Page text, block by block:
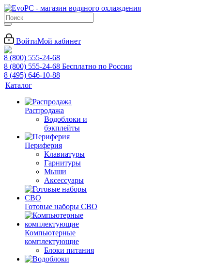
ВойтиМой кабинет
8 (800) 555-24-68
8 (800) 555-24-68 Бесплатно по России
8 (495) 646-10-88
Каталог
Распродажа
Водоблоки и
бэкплейты
Периферия
Клавиатуры
Гарнитуры
Мыши
Аксессуары
Готовые наборы СВО
Компьютерные
комплектующие
Блоки питания